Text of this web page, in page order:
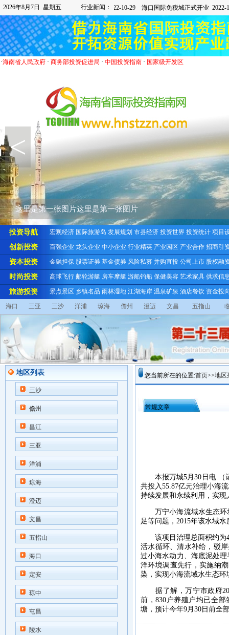
2026年8月7日 星期五 行业新闻：
·海南省人民政府· 商务部投资促进局 · 中国投资指南· 国家级开发区
这里是第二张图片这里是第二张图片
<
投资导航 宏观经济 国际旅游岛 发展规划 市县经济 投资世界 投资统计 项目
创新投资 百强企业 龙头企业 中小企业 行业精英 产业园区 产业合作 招商引
资本投资 金融担保 股票证券 基金债券 风险私募 并购直投 公司上市 股权融
时尚投资 高球飞行 邮轮游艇 房车摩艇 游船钓船 保健美容 艺术家具 供求信
旅游投资 景点景区 乡镇名品 雨林湿地 江湖海岸 温泉矿泉 酒店餐饮 资金投
海口 三亚 三沙 洋浦 琼海 儋州 澄迈 文昌 五指山
地区列表
三沙
儋州
昌江
三亚
洋浦
琼海
澄迈
文昌
五指山
海口
定安
琼中
屯昌
陵水
您当前所在的位置:首页>>地区
常规文章
本报万城5月30日电 （记
共投入55.87亿元治理小海
持续发展和永续利用，实
万宁小海流域水生态环
足等问题，2015年该水域
该项目治理总面积约为49
活水循环、清水补给，驳
过小海水动力、海底泥处
洋环境调查先行，实施纳
染，实现小海流域水生态环
据了解，万宁市政府
前，830户养殖户均已全
塘，预计今年9月30日前全